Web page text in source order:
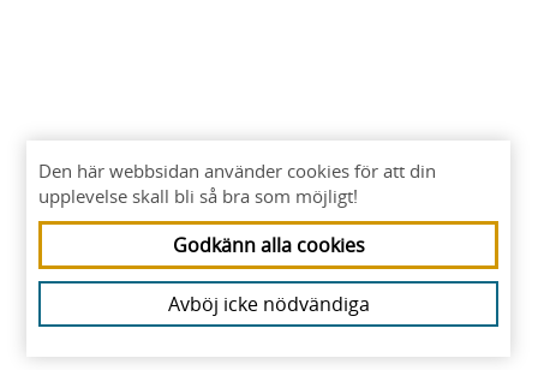
Den här webbsidan använder cookies för att din
upplevelse skall bli så bra som möjligt!
Godkänn alla cookies
Avböj icke nödvändiga